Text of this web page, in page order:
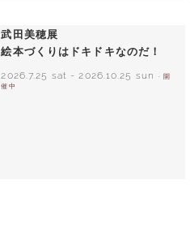
武田美穂展
絵本づくりはドキドキなのだ！
2026.7.25 sat - 2026.10.25 sun
- 開
催中